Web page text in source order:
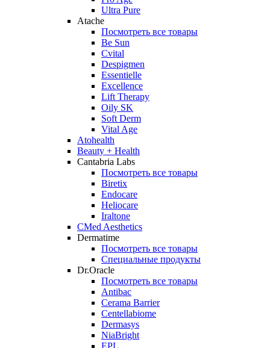
Ultra Pure
Atache
Посмотреть все товары
Be Sun
Cvital
Despigmen
Essentielle
Excellence
Lift Therapy
Oily SK
Soft Derm
Vital Age
Atohealth
Beauty + Health
Cantabria Labs
Посмотреть все товары
Biretix
Endocare
Heliocare
Iraltone
CMed Aesthetics
Dermatime
Посмотреть все товары
Специальные продукты
Dr.Oracle
Посмотреть все товары
Antibac
Cerama Barrier
Centellabiome
Dermasys
NiaBright
EPL